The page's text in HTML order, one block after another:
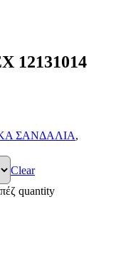
12131014
ΣΑΝΔΑΛΙΑ,
Clear
quantity